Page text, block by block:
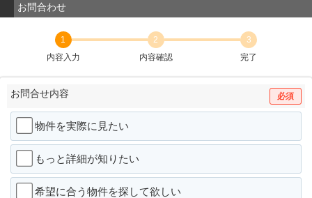
お問合わせ
1
内容入力
2
内容確認
3
完了
お問合せ内容 必須
物件を実際に見たい
もっと詳細が知りたい
希望に合う物件を探して欲しい